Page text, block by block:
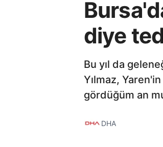
diye
Bu yıl da
Yılmaz,
gördüğüm an
DHA